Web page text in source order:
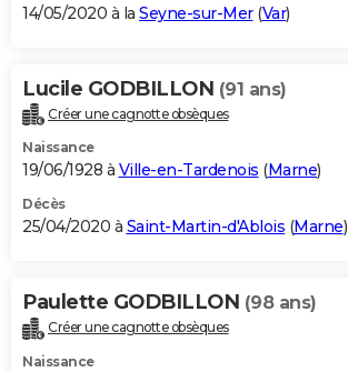
14/05/2020 à la Seyne-sur-Mer(Var)
Lucile GODBILLON (91 ans)
Créer une cagnotte obsèques
Naissance
19/06/1928 à Ville-en-Tardenois (Marne)
Décès
25/04/2020 à Saint-Martin-d'Ablois (Marne)
Paulette GODBILLON (98 ans)
Créer une cagnotte obsèques
Naissance